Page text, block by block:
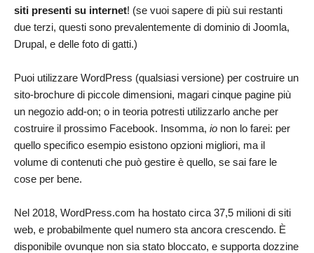
siti presenti su internet! (se vuoi sapere di più sui restanti
due terzi, questi sono prevalentemente di dominio di Joomla,
Drupal, e delle foto di gatti.)
Puoi utilizzare WordPress (qualsiasi versione) per costruire un
sito-brochure di piccole dimensioni, magari cinque pagine più
un negozio add-on; o in teoria potresti utilizzarlo anche per
costruire il prossimo Facebook. Insomma, io non lo farei: per
quello specifico esempio esistono opzioni migliori, ma il
volume di contenuti che può gestire è quello, se sai fare le
cose per bene.
Nel 2018, WordPress.com ha hostato circa 37,5 milioni di siti
web, e probabilmente quel numero sta ancora crescendo. È
disponibile ovunque non sia stato bloccato, e supporta dozzine